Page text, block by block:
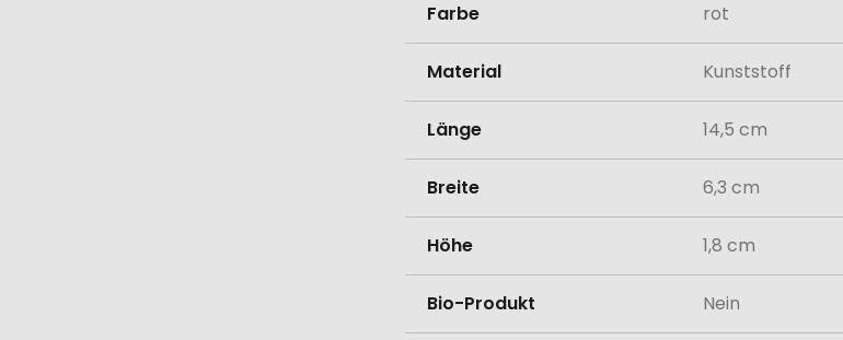
Farbe rot
Material Kunststoff
Länge 14,5 cm
Breite 6,3 cm
Höhe 1,8 cm
Bio-Produkt Nein